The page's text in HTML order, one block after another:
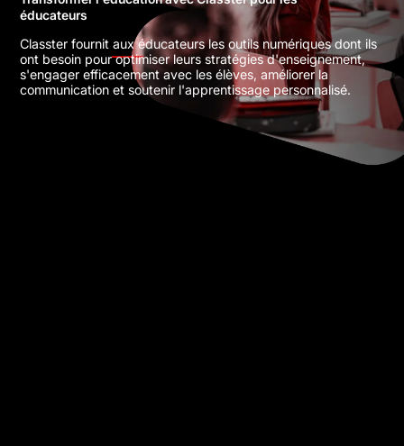
éducateurs
Classter fournit aux éducateurs les outils numériques dont ils
ont besoin pour optimiser leurs stratégies d'enseignement,
s'engager efficacement avec les élèves, améliorer la
communication et soutenir l'apprentissage personnalisé.